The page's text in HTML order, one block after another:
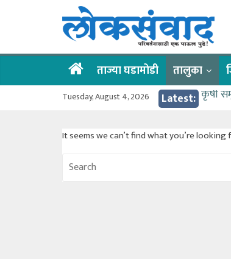
लोकसंवाद
ताज्या
घडामोडी
ताज्या घडामोडी तालुका
Tuesday, August 4, 2026 Latest: कृषी
गुरू
It seems we can’t find what you’re looking